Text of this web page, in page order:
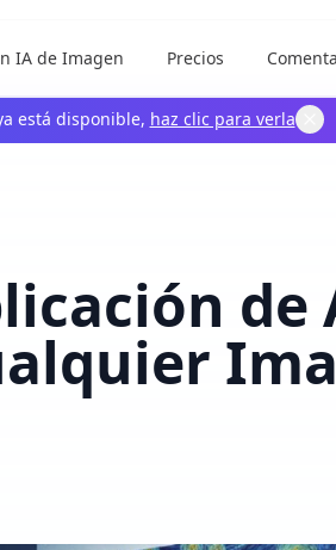
IA de Imagen Precios
está disponible, haz clic para verla
de